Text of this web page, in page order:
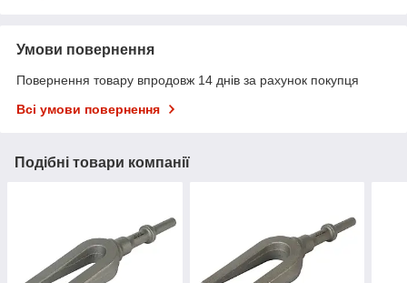
Умови повернення
Повернення товару впродовж 14 днів за рахунок покупця
Всі умови повернення
Подібні товари компанії